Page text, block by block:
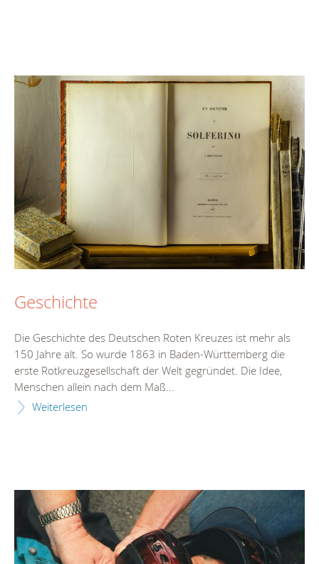
Geschichte
Die Geschichte des Deutschen Roten Kreuzes ist mehr als
150 Jahre alt. So wurde 1863 in Baden-Württemberg die
erste Rotkreuzgesellschaft der Welt gegründet. Die Idee,
Menschen allein nach dem Maß...
Weiterlesen